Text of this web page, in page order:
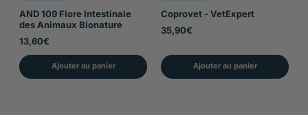
AND 109 Flore Intestinale
des Animaux Bionature
13,60€
Ajouter au panier
Coprovet - VetExpert
35,90€
Ajouter au panier